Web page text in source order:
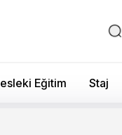
Eğitim Staj